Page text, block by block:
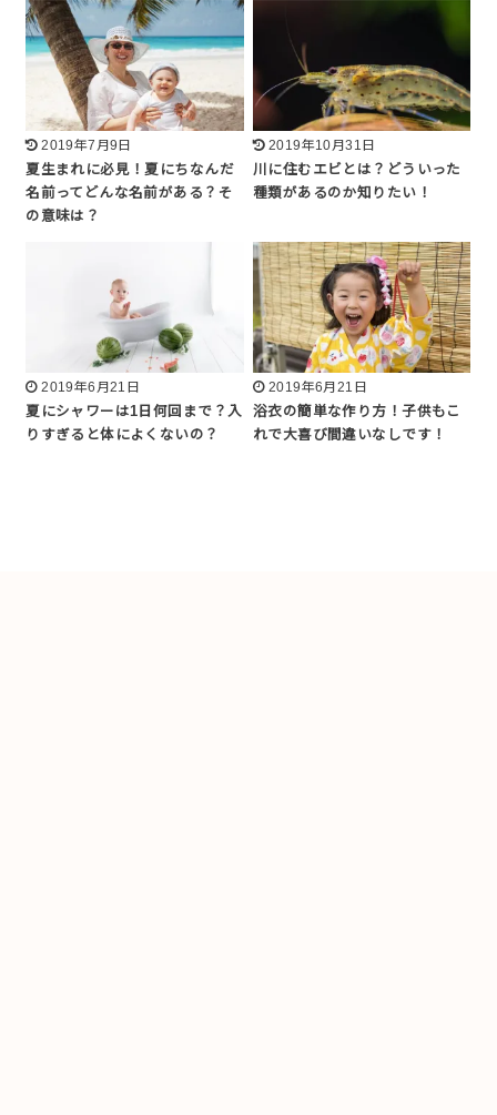
2019年7月9日
夏生まれに必見！夏にちなんだ
名前ってどんな名前がある？そ
の意味は？
2019年10月31日
川に住むエビとは？どういった
種類があるのか知りたい！
2019年6月21日
夏にシャワーは1日何回まで？入
りすぎると体によくないの？
2019年6月21日
浴衣の簡単な作り方！子供もこ
れで大喜び間違いなしです！